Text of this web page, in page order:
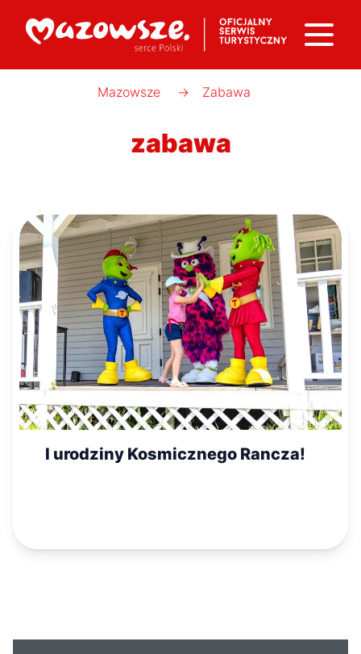
Mazowsze → Zabawa
zabawa
I urodziny Kosmicznego Rancza!